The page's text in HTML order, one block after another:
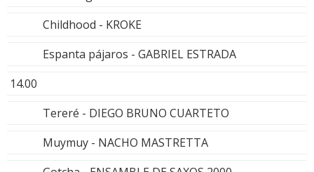
Childhood - KROKE
Espanta pájaros - GABRIEL ESTRADA
14.00
Tereré - DIEGO BRUNO CUARTETO
Muymuy - NACHO MASTRETTA